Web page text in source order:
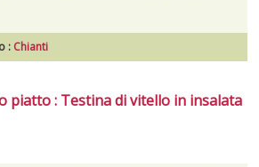
: Chianti
piatto : Testina di vitello in insalata